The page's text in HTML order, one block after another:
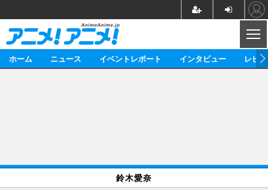
海外イベント ビジネス
俳優・タレント アーティスト
レビュー
アニメ 実写
動画
ホーム ニュース イベントレポート インタビュー レビ
鈴木愛奈